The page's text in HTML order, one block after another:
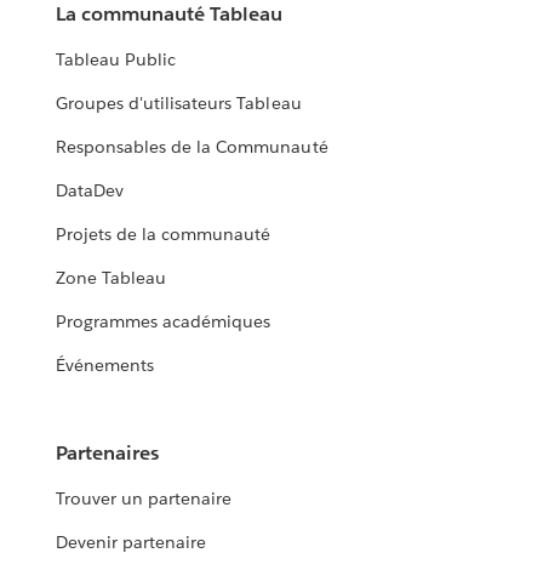
La communauté Tableau
Tableau Public
Groupes d'utilisateurs Tableau
Responsables de la Communauté
DataDev
Projets de la communauté
Zone Tableau
Programmes académiques
Événements
Partenaires
Trouver un partenaire
Devenir partenaire